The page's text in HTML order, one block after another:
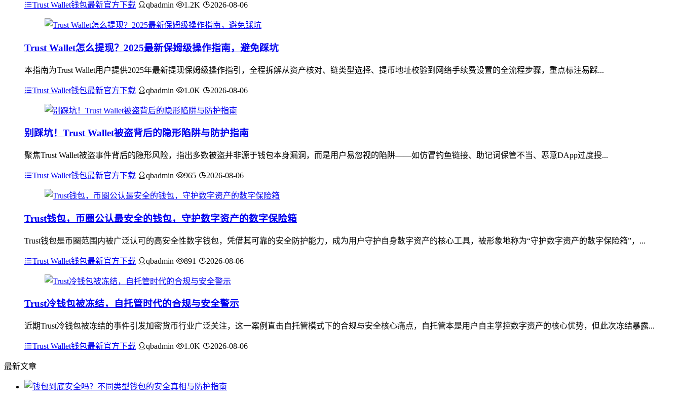
Trust Wallet钱包最新官方下载 qbadmin 1.2K 2026-08-06
Trust Wallet怎么提现？2025最新保姆级操作指南，避免踩坑
本指南为Trust Wallet用户提供2025年最新提现保姆级操作指引，全程拆解从资产核对、链类型选择、提币地址校验到网络手续费设置的全流程步骤，重点标注易踩...
Trust Wallet钱包最新官方下载 qbadmin 1.0K 2026-08-06
别踩坑！Trust Wallet被盗背后的隐形陷阱与防护指南
聚焦Trust Wallet被盗事件背后的隐形风险，指出多数被盗并非源于钱包本身漏洞，而是用户易忽视的陷阱——如仿冒钓鱼链接、助记词保管不当、恶意DApp过度授...
Trust Wallet钱包最新官方下载 qbadmin 965 2026-08-06
Trust钱包，币圈公认最安全的钱包，守护数字资产的数字保险箱
Trust钱包是币圈范围内被广泛认可的高安全性数字钱包，凭借其可靠的安全防护能力，成为用户守护自身数字资产的核心工具，被形象地称为“守护数字资产的数字保险箱”，...
Trust Wallet钱包最新官方下载 qbadmin 891 2026-08-06
Trust冷钱包被冻结，自托管时代的合规与安全警示
近期Trust冷钱包被冻结的事件引发加密货币行业广泛关注，这一案例直击自托管模式下的合规与安全核心痛点，自托管本是用户自主掌控数字资产的核心优势，但此次冻结暴露...
Trust Wallet钱包最新官方下载 qbadmin 1.0K 2026-08-06
最新文章